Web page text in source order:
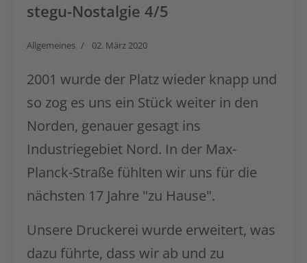
stegu-Nostalgie 4/5
Allgemeines 02. März 2020
2001 wurde der Platz wieder knapp und
so zog es uns ein Stück weiter in den
Norden, genauer gesagt ins
Industriegebiet Nord. In der Max-
Planck-Straße fühlten wir uns für die
nächsten 17 Jahre "zu Hause".
Unsere Druckerei wurde erweitert, was
dazu führte, dass wir ab und zu